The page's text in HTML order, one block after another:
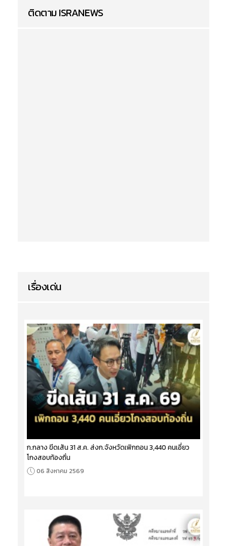
ติดตาม ISRANEWS
เรื่องเด่น
ก.กลาง ขีดเส้น 31 ส.ค. ส่งก.จังหวัดเพิกถอน 3,440 คนเอี่ยว
โกงสอบท้องถิ่น
06 สิงหาคม 2569